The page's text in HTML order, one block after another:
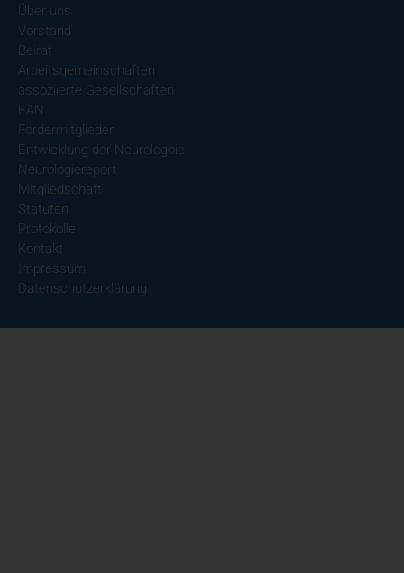
Über uns
Vorstand
Beirat
Arbeitsgemeinschaften
assoziierte Gesellschaften
EAN
Fördermitglieder
Entwicklung der Neurologoie
Neurologiereport
Mitgliedschaft
Statuten
Protokolle
Kontakt
Impressum
Datenschutzerklärung